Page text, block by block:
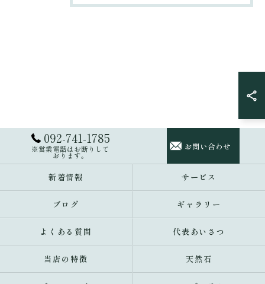
092-741-1785
※営業電話はお断りして
おります。
お問い合わせ
新着情報 サービス
ブログ ギャラリー
よくある質問 代表あいさつ
当店の特徴 天然石